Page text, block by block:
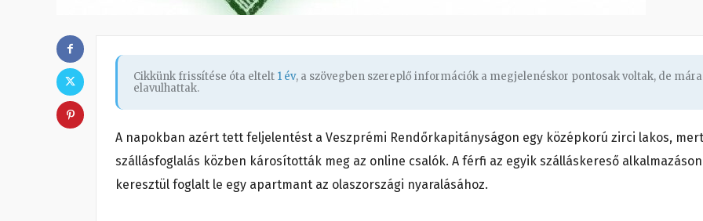
Cikkünk frissítése óta eltelt 1 év, a szövegben szereplő információk a megjelenéskor pontosak voltak, de mára
elavulhattak.
A napokban azért tett feljelentést a Veszprémi Rendőrkapitányságon egy középkorú zirci lakos, mert
szállásfoglalás közben károsították meg az online csalók. A férfi az egyik szálláskereső alkalmazáson
keresztül foglalt le egy apartmant az olaszországi nyaralásához.